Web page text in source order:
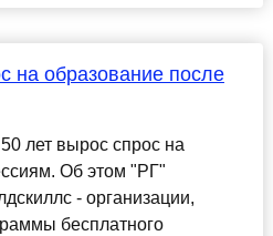
на образование после
лет вырос спрос на
Об этом "РГ"
- организации,
бесплатного